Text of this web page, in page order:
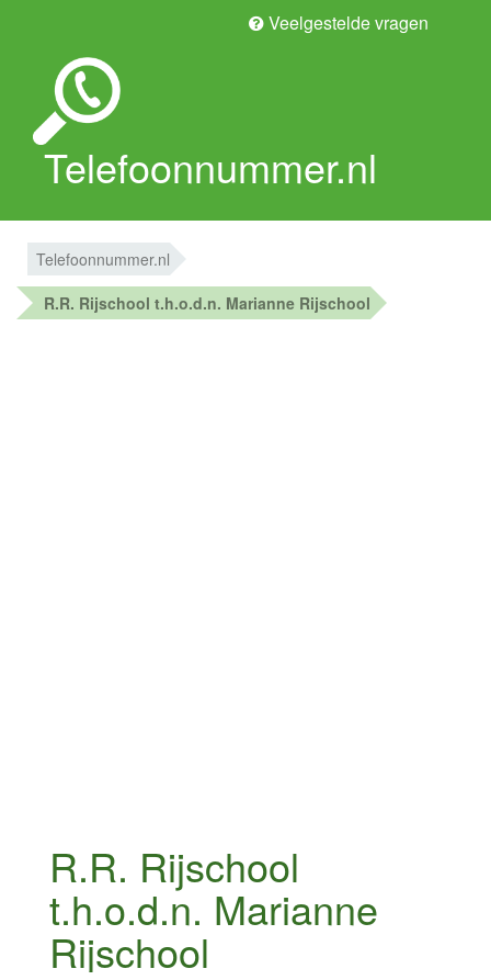
Veelgestelde vragen
Telefoonnummer.nl
Telefoonnummer.nl
R.R. Rijschool t.h.o.d.n. Marianne Rijschool
R.R. Rijschool
t.h.o.d.n. Marianne
Rijschool